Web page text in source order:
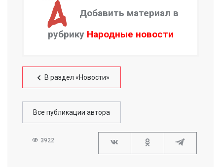
Добавить материал в
рубрику Народные новости
В раздел «Новости»
Все публикации автора
3922